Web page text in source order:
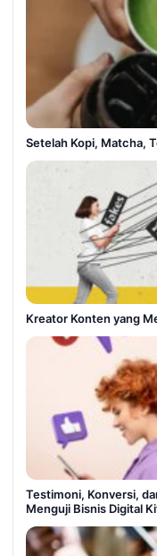
Setelah Kopi, Matcha,
Kreator Konten yang
Testimoni, Konversi,
Menguji Bisnis Digital